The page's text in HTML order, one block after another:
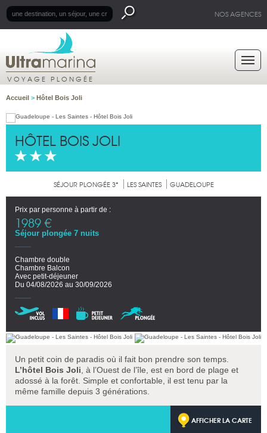
NOS AGENCES
VOYAGE PLONGÉE
Accueil > Hôtel Bois Joli
HÔTEL BOIS JOLI
SÉJOUR PLONGÉE 3* LES SAINTES GUADELOUPE
Prix par personne à partir de :
1989 €
Séjour plongée 7 nuits
Chambre double
Chambre Balcon
Avec petit-déjeuner
Du 04/08/2026 au 30/09/2026
Un petit coin de paradis où il fait bon prendre son temps.
L’hôtel Bois Joli, à l’Ouest de l’île, est en bord de plage et
adossé à la forêt. Simple et confortable, il est tenu par la
même famille depuis 3 générations.
AFFICHER LA CARTE